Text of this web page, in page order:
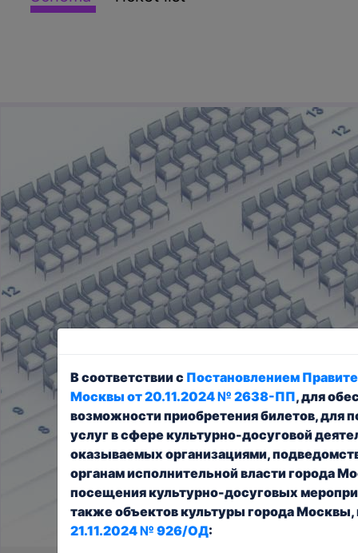
В соответствии с Постановлением
Москвы от 20.11.2024 № 2638-ПП, для
возможности приобретения билетов, для
услуг в сфере культурно-досуговой
оказываемых организациями,
органам исполнительной власти города
посещения культурно-досуговых
также объектов культуры города Москвы,
21.11.2024 № 926/ОД: